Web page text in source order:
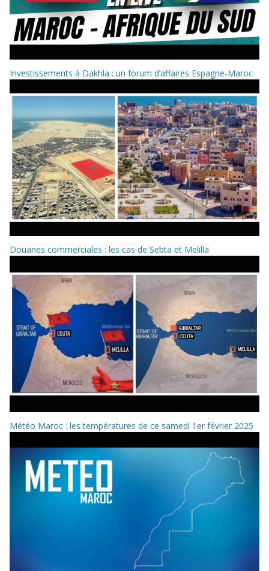
Investissements à Dakhla : un forum d’affaires Espagne-Maroc
Douanes commerciales : les cas de Sebta et Melilla
Météo Maroc : les températures de ce samedi 1er février 2025